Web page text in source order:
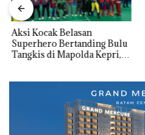
Aksi Kocak Belasan
Superhero Bertanding Bulu
Tangkis di Mapolda Kepri,